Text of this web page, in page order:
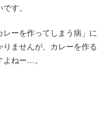
す。
ーを作ってしまう病」に
ませんが、カレーを作る
ねー…。